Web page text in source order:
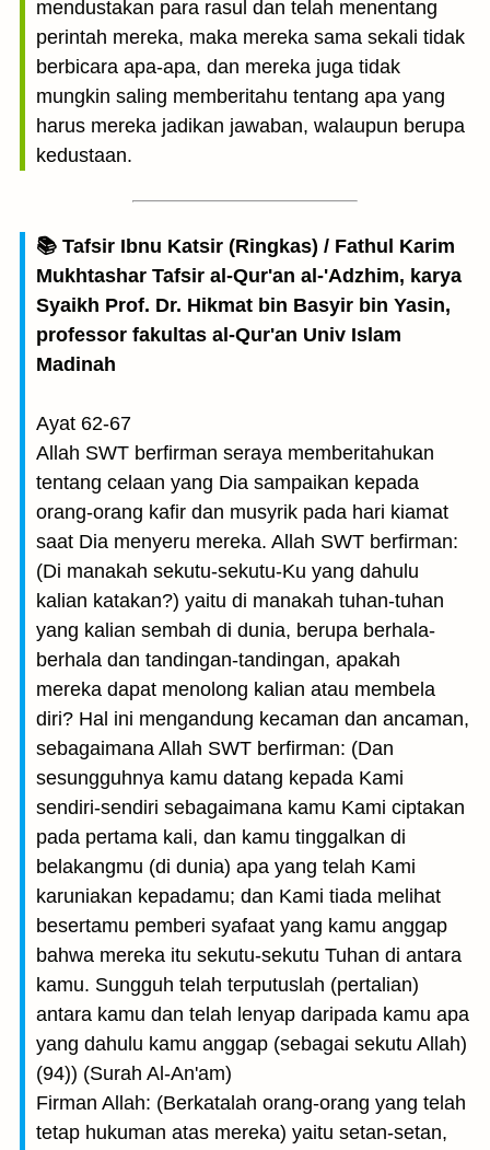
mendustakan para rasul dan telah menentang
perintah mereka, maka mereka sama sekali tidak
berbicara apa-apa, dan mereka juga tidak
mungkin saling memberitahu tentang apa yang
harus mereka jadikan jawaban, walaupun berupa
kedustaan.
📚 Tafsir Ibnu Katsir (Ringkas) / Fathul Karim
Mukhtashar Tafsir al-Qur'an al-'Adzhim, karya
Syaikh Prof. Dr. Hikmat bin Basyir bin Yasin,
professor fakultas al-Qur'an Univ Islam
Madinah
Ayat 62-67
Allah SWT berfirman seraya memberitahukan
tentang celaan yang Dia sampaikan kepada
orang-orang kafir dan musyrik pada hari kiamat
saat Dia menyeru mereka. Allah SWT berfirman:
(Di manakah sekutu-sekutu-Ku yang dahulu
kalian katakan?) yaitu di manakah tuhan-tuhan
yang kalian sembah di dunia, berupa berhala-
berhala dan tandingan-tandingan, apakah
mereka dapat menolong kalian atau membela
diri? Hal ini mengandung kecaman dan ancaman,
sebagaimana Allah SWT berfirman: (Dan
sesungguhnya kamu datang kepada Kami
sendiri-sendiri sebagaimana kamu Kami ciptakan
pada pertama kali, dan kamu tinggalkan di
belakangmu (di dunia) apa yang telah Kami
karuniakan kepadamu; dan Kami tiada melihat
besertamu pemberi syafaat yang kamu anggap
bahwa mereka itu sekutu-sekutu Tuhan di antara
kamu. Sungguh telah terputuslah (pertalian)
antara kamu dan telah lenyap daripada kamu apa
yang dahulu kamu anggap (sebagai sekutu Allah)
(94)) (Surah Al-An'am)
Firman Allah: (Berkatalah orang-orang yang telah
tetap hukuman atas mereka) yaitu setan-setan,